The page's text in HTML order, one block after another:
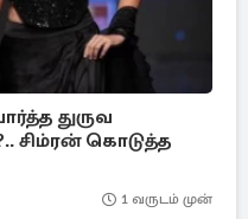
துருவ
சிம்ரன் கொடுத்த
1 வருடம் முன்